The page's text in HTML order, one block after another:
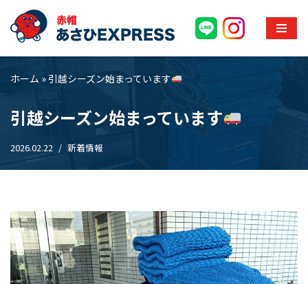
コ
ン
テ
へ
ホーム » 引越シーズン始まっています
引越シーズン始まっています
2026.02.22 新着情報